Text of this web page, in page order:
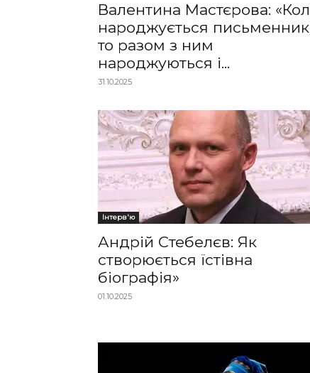
Валентина Мастєрова:
народжується
то разом з ним
народжуються і...
31.10.2025
Інтерв'ю
Андрій Стебелєв: Як
створюється їстівна
біографія»
01.10.2025